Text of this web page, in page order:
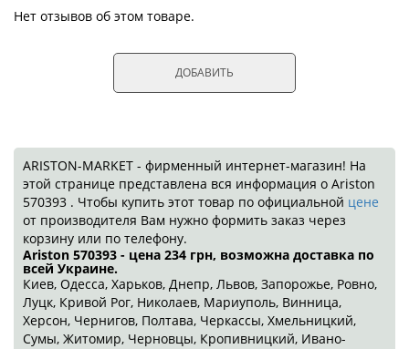
Нет отзывов об этом товаре.
ДОБАВИТЬ
ARISTON-MARKET - фирменный интернет-магазин! На
этой странице представлена вся информация о Ariston
570393 . Чтобы купить этот товар по официальной цене
от производителя Вам нужно формить заказ через
корзину или по телефону.
Ariston 570393 - цена 234 грн, возможна доставка по
всей Украине.
Киев, Одесса, Харьков, Днепр, Львов, Запорожье, Ровно,
Луцк, Кривой Рог, Николаев, Мариуполь, Винница,
Херсон, Чернигов, Полтава, Черкассы, Хмельницкий,
Сумы, Житомир, Черновцы, Кропивницкий, Ивано-